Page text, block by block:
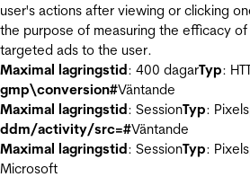
user's actions after viewing or clicking
the purpose of measuring the efficacy
targeted ads to the user.
Maximal lagringstid: 400 dagarTyp:
gmp\conversion#Väntande
Maximal lagringstid: SessionTyp:
ddm/activity/src=#Väntande
Maximal lagringstid: SessionTyp:
Microsoft